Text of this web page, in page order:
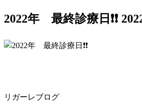
2022年 最終診療日❗️❗️
リガーレブログ